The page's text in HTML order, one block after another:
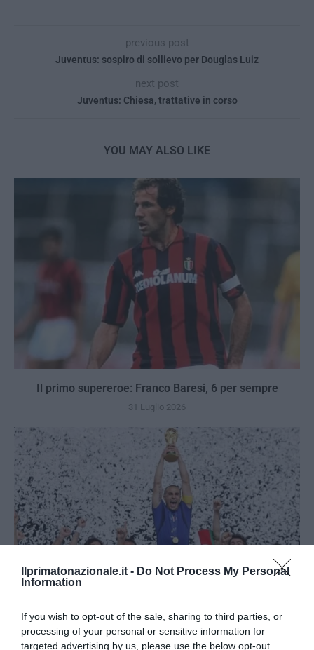
Ilprimatonazionale.it - Do Not Process My Personal
Information
If you wish to opt-out of the sale, sharing to third parties, or
processing of your personal or sensitive information for
targeted advertising by us, please use the below opt-out
previous post
Juventus: sospiro di sollievo per Douglas Luiz
next post
Juventus: Chiesa, trattative in corso
YOU MAY ALSO LIKE
Il primo supereroe: Franco Baresi, 6 per sempre
31 Luglio 2026
Berlino 2006, una notte da campioni del mondo